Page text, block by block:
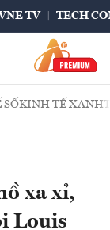
TV TECH
SỐKINH TẾ XANH
xa xỉ,
Louis